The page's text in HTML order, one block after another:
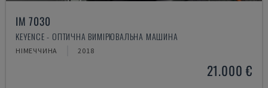
IM 7030
KEYENCE - ОПТИЧНА ВИМІРЮВАЛЬНА МАШИНА
НІМЕЧЧИНА 2018
21.000 €